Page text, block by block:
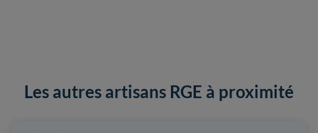
Les autres artisans RGE à proximité